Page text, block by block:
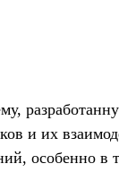
и их
особенно в